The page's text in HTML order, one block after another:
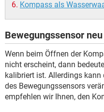
Kompass als
Bewegungssensor
Wenn beim Öffnen der
nicht erscheint, dann
kalibriert ist. Allerdings kann
des Bewegungssensors
empfehlen wir Ihnen, den